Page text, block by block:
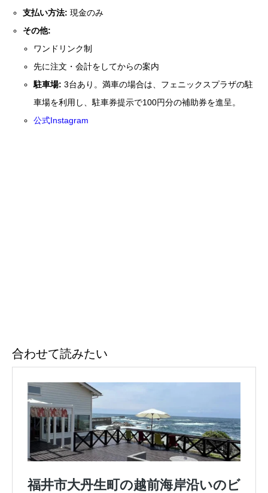
支払い方法: 現金のみ
その他:
ワンドリンク制
先に注文・会計をしてからの案内
駐車場: 3台あり。満車の場合は、フェニックスプラザの駐
車場を利用し、駐車券提示で100円分の補助券を進呈。
公式Instagram
合わせて読みたい